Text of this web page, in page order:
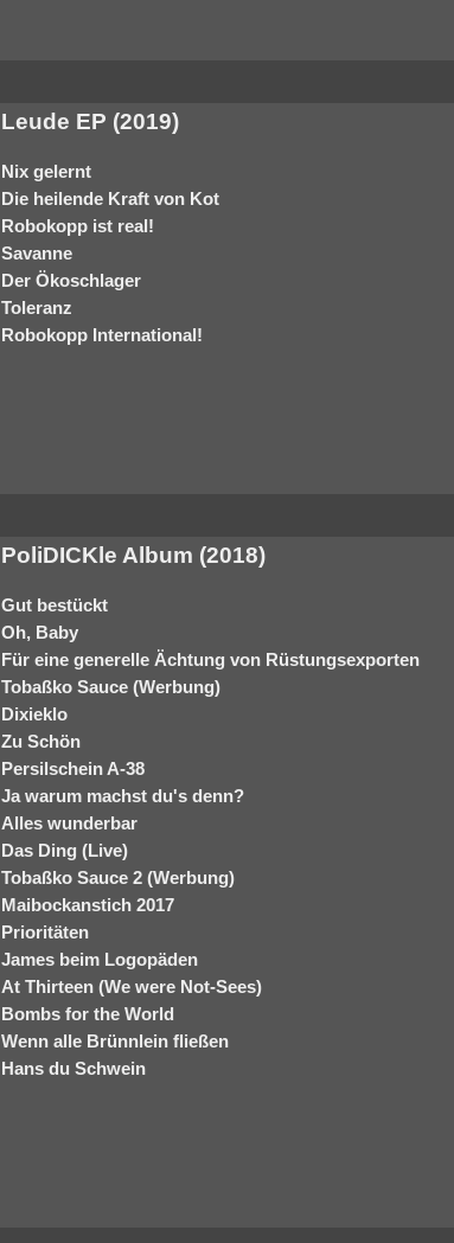
Leude EP (2019)
Nix gelernt
Die heilende Kraft von Kot
Robokopp ist real!
Savanne
Der Ökoschlager
Toleranz
Robokopp International!
PoliDICKle Album (2018)
Gut bestückt
Oh, Baby
Für eine generelle Ächtung von Rüstungsexporten
Tobaßko Sauce (Werbung)
Dixieklo
Zu Schön
Persilschein A-38
Ja warum machst du's denn?
Alles wunderbar
Das Ding (Live)
Tobaßko Sauce 2 (Werbung)
Maibockanstich 2017
Prioritäten
James beim Logopäden
At Thirteen (We were Not-Sees)
Bombs for the World
Wenn alle Brünnlein fließen
Hans du Schwein